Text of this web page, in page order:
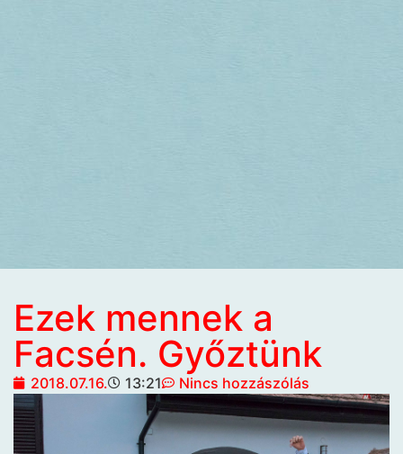
Ezek mennek a
Facsén. Győztünk
2018.07.16. 13:21 Nincs hozzászólás